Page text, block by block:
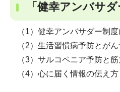
「健幸アンバサ
（1）健幸アンバサダー制
（2）生活習慣病予防とが
（3）サルコペニア予防と
（4）心に届く情報の伝え方